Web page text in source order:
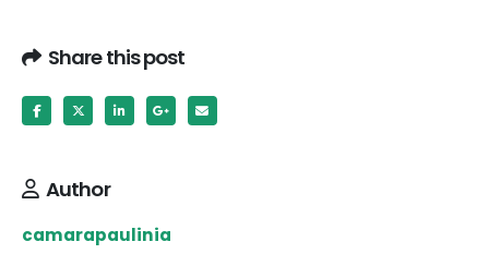
Share this post
Author
camarapaulinia